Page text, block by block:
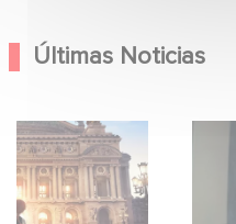
Últimas Noticias
Hero anuncian la